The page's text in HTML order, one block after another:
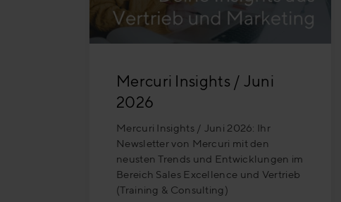
Mercuri Insights / Juni
2026
Mercuri Insights / Juni 2026: Ihr
Newsletter von Mercuri mit den
neusten Trends und Entwicklungen im
Bereich Sales Excellence und Vertrieb
(Training & Consulting)